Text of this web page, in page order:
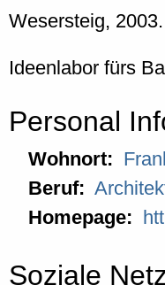
Wesersteig, 2003.
Ideenlabor fürs
Personal
Wohnort:
Beruf:
Homepage:
Soziale